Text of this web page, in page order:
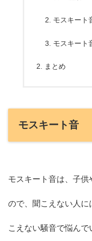
モスキート
モスキート
まとめ
モスキート音
モスキート音は、子
ので、聞こえない人に
こえない騒音で悩んで